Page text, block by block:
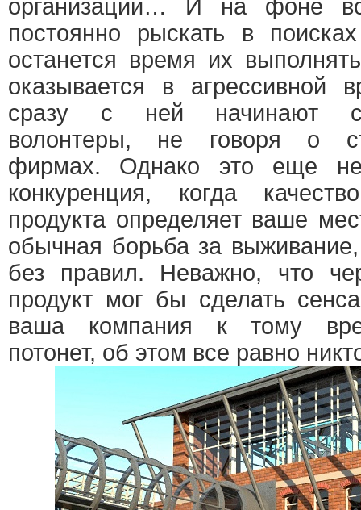
организации… И на фоне
постоянно рыскать в
останется время их
оказывается в агрессивной
сразу с ней начинают
волонтеры, не говоря о
фирмах. Однако это еще не
конкуренция, когда
продукта определяет ваше
обычная борьба за выживание,
без правил. Неважно, что
продукт мог бы сделать
ваша компания к тому
потонет, об этом все равно